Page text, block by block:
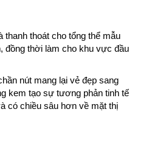
thoát cho tổng thể mẫu
đồng thời làm cho khu vực đầu
nút mang lại vẻ đẹp sang
kem tạo sự tương phản tinh tế
có chiều sâu hơn về mặt thị